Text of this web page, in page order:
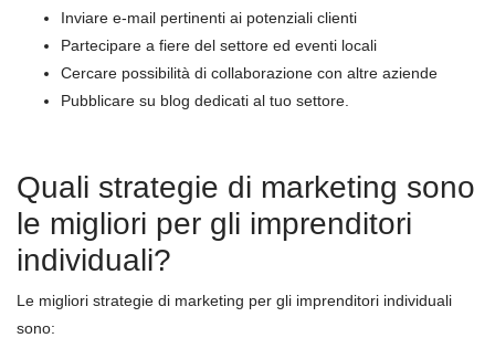
Inviare e-mail pertinenti ai potenziali clienti
Partecipare a fiere del settore ed eventi locali
Cercare possibilità di collaborazione con altre aziende
Pubblicare su blog dedicati al tuo settore.
Quali strategie di marketing sono
le migliori per gli imprenditori
individuali?
Le migliori strategie di marketing per gli imprenditori individuali
sono: